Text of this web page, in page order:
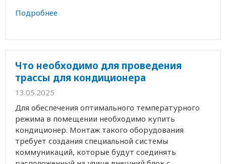
Подробнее
Что необходимо для проведения
трассы для кондиционера
13.05.2025
Для обеспечения оптимального температурного
режима в помещении необходимо купить
кондиционер. Монтаж такого оборудования
требует создания специальной системы
коммуникаций, которые будут соединять